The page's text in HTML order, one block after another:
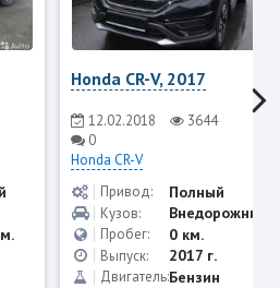
Honda CR-V, 2017
12.02.2018
3644
0
Honda CR-V
Привод:
Полный
Кузов: Внедорожник
Пробег: 0 км.
Выпуск: 2017 г.
Двигатель:Бензин